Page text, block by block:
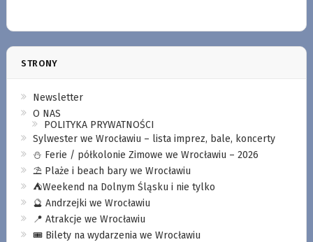
STRONY
Newsletter
O NAS
POLITYKA PRYWATNOŚCI
Sylwester we Wrocławiu – lista imprez, bale, koncerty
⛄️ Ferie / półkolonie Zimowe we Wrocławiu – 2026
⛱️ Plaże i beach bary we Wrocławiu
⛺️Weekend na Dolnym Śląsku i nie tylko
🔮 Andrzejki we Wrocławiu
📍 Atrakcje we Wrocławiu
🎟️ Bilety na wydarzenia we Wrocławiu